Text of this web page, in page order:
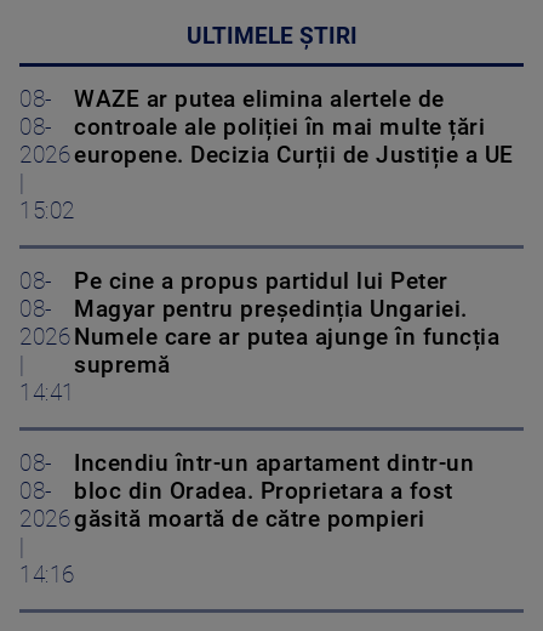
ULTIMELE ȘTIRI
08-
08-
2026
15:02
WAZE ar putea elimina alertele de
controale ale poliției în mai multe țări
europene. Decizia Curții de Justiție a UE
08-
08-
2026
14:41
Pe cine a propus partidul lui Peter
Magyar pentru președinția Ungariei.
Numele care ar putea ajunge în funcția
supremă
08-
08-
2026
14:16
Incendiu într-un apartament dintr-un
bloc din Oradea. Proprietara a fost
găsită moartă de către pompieri